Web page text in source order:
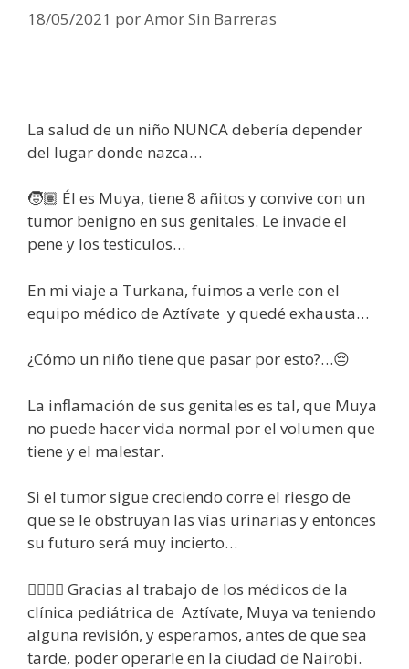
18/05/2021 porAmor Sin Barreras
La salud de un niño NUNCA debería depender
del lugar donde nazca…
🧒🏽 Él es Muya, tiene 8 añitos y convive con un
tumor benigno en sus genitales. Le invade el
pene y los testículos…
En mi viaje a Turkana, fuimos a verle con el
equipo médico de Aztívate y quedé exhausta…
¿Cómo un niño tiene que pasar por esto?…😔
La inflamación de sus genitales es tal, que Muya
no puede hacer vida normal por el volumen que
tiene y el malestar.
Si el tumor sigue creciendo corre el riesgo de
que se le obstruyan las vías urinarias y entonces
su futuro será muy incierto…
👩‍⚕️👨‍⚕️ Gracias al trabajo de los médicos de la
clínica pediátrica de Aztívate, Muya va teniendo
alguna revisión, y esperamos, antes de que sea
tarde, poder operarle en la ciudad de Nairobi.